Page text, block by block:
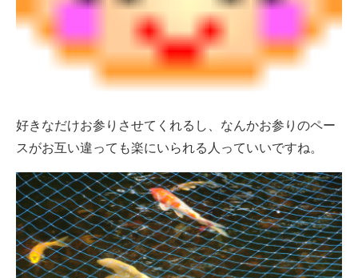
好きなだけお参りさせてくれるし、なんかお参りのペー
スがお互い違っても楽にいられる人っていいですね。